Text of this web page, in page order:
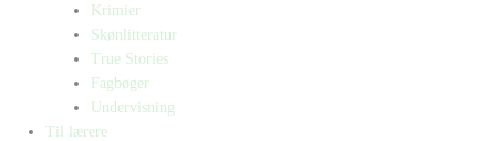
Krimier
Skønlitteratur
True Stories
Fagbøger
Undervisning
Til lærere